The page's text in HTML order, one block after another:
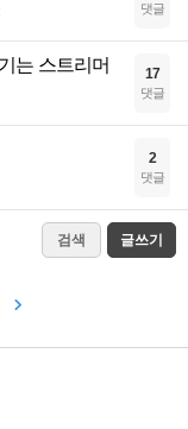
댓글
는 스트리머 17
댓글
2
댓글
검색 글쓰기